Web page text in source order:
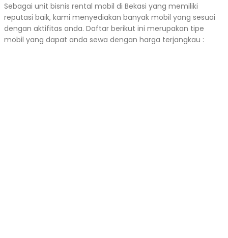
Sebagai unit bisnis rental mobil di Bekasi yang memiliki
reputasi baik, kami menyediakan banyak mobil yang sesuai
dengan aktifitas anda. Daftar berikut ini merupakan tipe
mobil yang dapat anda sewa dengan harga terjangkau :